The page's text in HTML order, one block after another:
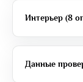
Интерьер (8
Данные